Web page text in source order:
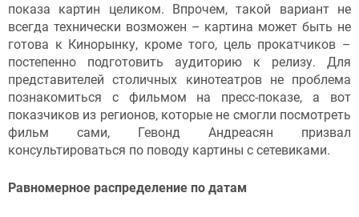
показа картин целиком. Впрочем, такой вариант не
всегда технически возможен – картина может быть не
готова к Кинорынку, кроме того, цель прокатчиков –
постепенно подготовить аудиторию к релизу. Для
представителей столичных кинотеатров не проблема
познакомиться с фильмом на пресс-показе, а вот
показчиков из регионов, которые не смогли посмотреть
фильм сами, Гевонд Андреасян призвал
консультироваться по поводу картины с сетевиками.
Равномерное распределение по датам